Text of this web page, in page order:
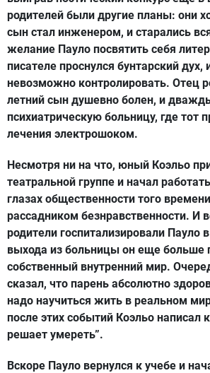
родителей были другие планы: они
сын стал инженером, и старались
желание Пауло посвятить себя
писателе проснулся бунтарский
невозможно контролировать. Отец
летний сын душевно болен, и
психиатрическую больницу, где тот
лечения электрошоком.
Несмотря ни на что, юный Коэльо
театральной группе и начал
глазах общественности того
рассадником безнравственности. И
родители госпитализировали Пауло
выхода из больницы он еще больше
собственный внутренний мир.
сказал, что парень абсолютно
надо научиться жить в реальном
после этих событий Коэльо написал
решает умереть”.
Вскоре Пауло вернулся к учебе и